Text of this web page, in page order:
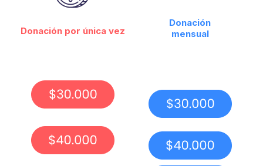
Donación por única vez
Donación
mensual